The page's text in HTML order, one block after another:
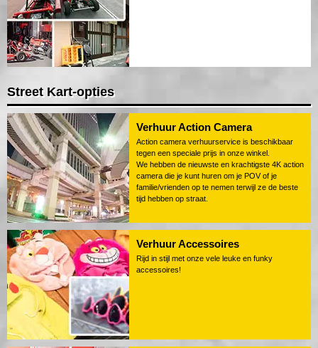
Street Kart-opties
Verhuur Action Camera
Action camera verhuurservice is beschikbaar
tegen een speciale prijs in onze winkel.
We hebben de nieuwste en krachtigste 4K action
camera die je kunt huren om je POV of je
familie/vrienden op te nemen terwijl ze de beste
tijd hebben op straat.
Verhuur Accessoires
Rijd in stijl met onze vele leuke en funky
accessoires!